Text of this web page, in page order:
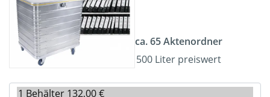
ca. 65 Aktenordner
500 Liter preiswert